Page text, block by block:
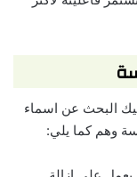
البحث عن اسماء
وهم كما يلي: